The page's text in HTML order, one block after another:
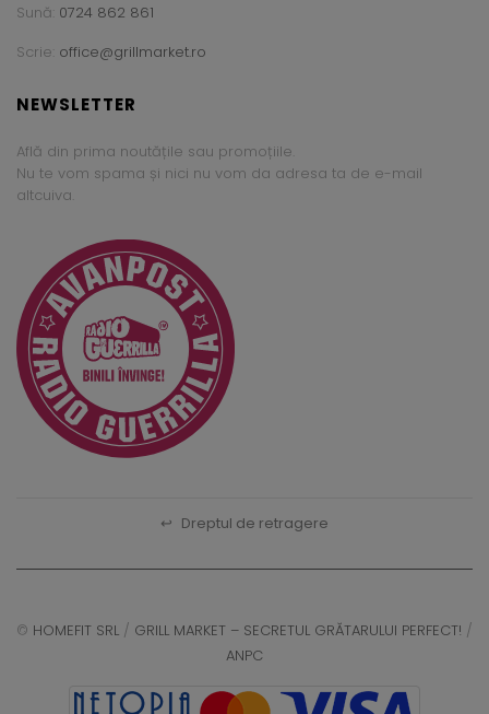
Sună: 0724 862 861
Scrie: office@grillmarket.ro
NEWSLETTER
Află din prima noutățile sau promoțiile.
Nu te vom spama și nici nu vom da adresa ta de e-mail
altcuiva.
↩ Dreptul de retragere
© HOMEFIT SRL / GRILL MARKET – SECRETUL GRĂTARULUI PERFECT! /
ANPC